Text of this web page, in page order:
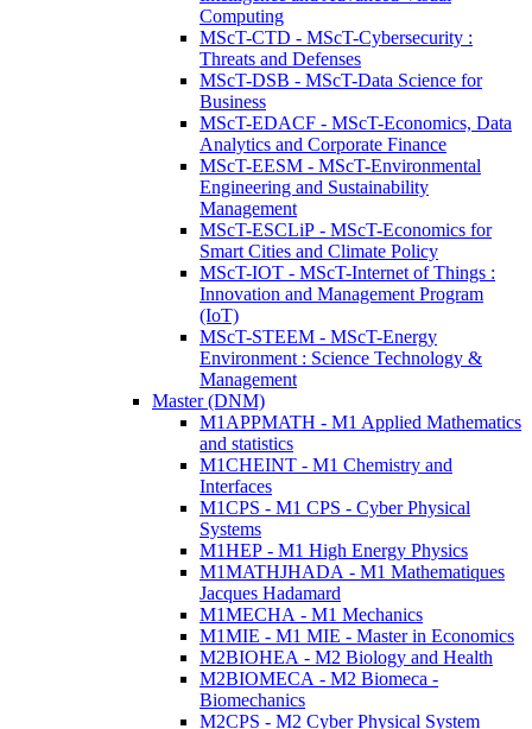
Computing
MScT-CTD - MScT-Cybersecurity :
Threats and Defenses
MScT-DSB - MScT-Data Science for
Business
MScT-EDACF - MScT-Economics, Data
Analytics and Corporate Finance
MScT-EESM - MScT-Environmental
Engineering and Sustainability
Management
MScT-ESCLiP - MScT-Economics for
Smart Cities and Climate Policy
MScT-IOT - MScT-Internet of Things :
Innovation and Management Program
(IoT)
MScT-STEEM - MScT-Energy
Environment : Science Technology &
Management
Master (DNM)
M1APPMATH - M1 Applied Mathematics
and statistics
M1CHEINT - M1 Chemistry and
Interfaces
M1CPS - M1 CPS - Cyber Physical
Systems
M1HEP - M1 High Energy Physics
M1MATHJHADA - M1 Mathematiques
Jacques Hadamard
M1MECHA - M1 Mechanics
M1MIE - M1 MIE - Master in Economics
M2BIOHEA - M2 Biology and Health
M2BIOMECA - M2 Biomeca -
Biomechanics
M2CPS - M2 Cyber Physical System